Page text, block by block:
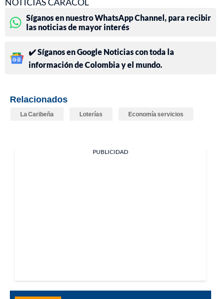
Síganos en nuestro WhatsApp Channel, para recibir
las noticias de mayor interés
✔️ Síganos en Google Noticias con toda la
información de Colombia y el mundo.
Relacionados
La Caribeña Loterías Economía servicios
PUBLICIDAD